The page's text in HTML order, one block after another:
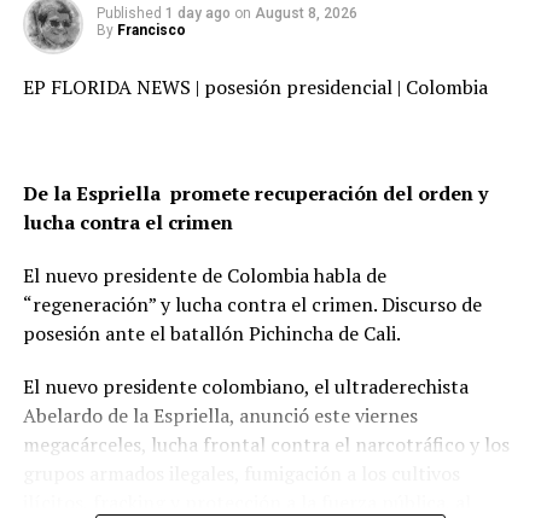
capacidad de recolectar muestras y pruebas y
suministros de laboratorio.
personas con mayor riesgo. “Hemos trabajado
producido los brotes cuando no están en las
grandes áreas metropolitanas y hemos visto
que ocurre con mucha frecuencia en lugares
cerrados entre los nativos americanos”, dijo
Birx.
Published 1 day ago on August 8, 2026
By Francisco
EP FLORIDA NEWS | posesión presidencial | Colombia
De la Espriella promete recuperación del orden y
lucha contra el crimen
El nuevo presidente de Colombia habla de
“regeneración” y lucha contra el crimen. Discurso de
posesión ante el batallón Pichincha de Cali.
El nuevo presidente colombiano, el ultraderechista
Abelardo de la Espriella, anunció este viernes
megacárceles, lucha frontal contra el narcotráfico y los